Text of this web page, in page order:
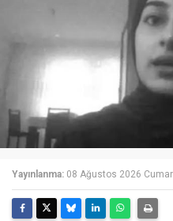
Yayınlanma: 08 Ağustos 2026